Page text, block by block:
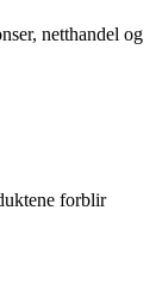
netthandel og
forblir